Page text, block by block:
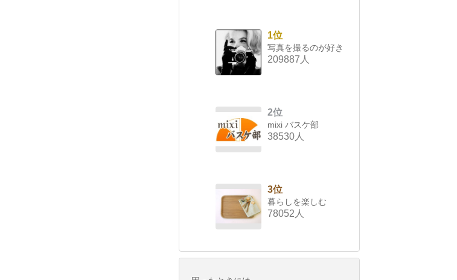
1位
写真を撮るのが好き
209887人
2位
mixi バスケ部
38530人
3位
暮らしを楽しむ
78052人